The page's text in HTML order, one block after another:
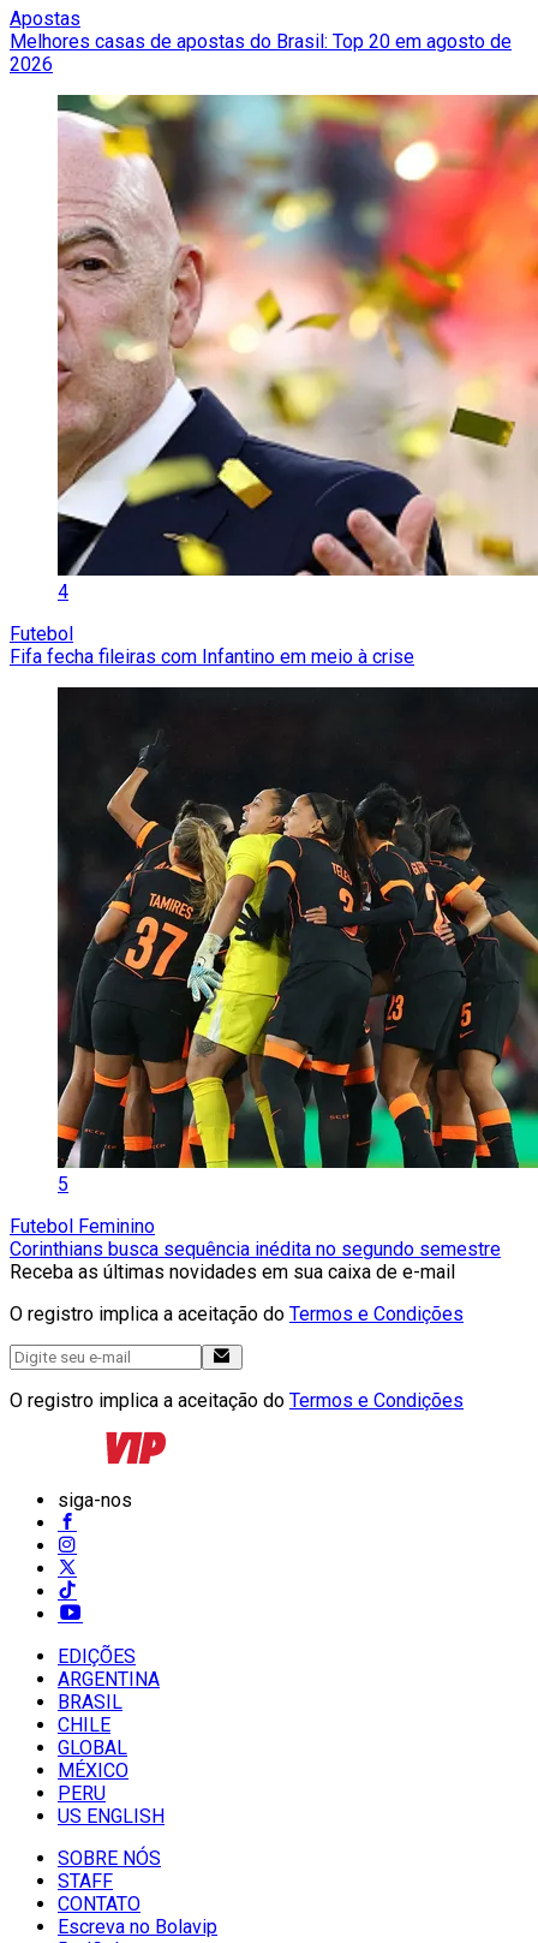
Apostas
Melhores casas de apostas do Brasil: Top 20 em agosto de
2026
4
Futebol
Fifa fecha fileiras com Infantino em meio à crise
5
Futebol Feminino
Corinthians busca sequência inédita no segundo semestre
Receba as últimas novidades em sua caixa de e-mail
O registro implica a aceitação do Termos e Condições
O registro implica a aceitação do Termos e Condições
siga-nos
EDIÇÕES
ARGENTINA
BRASIL
CHILE
GLOBAL
MÉXICO
PERU
US ENGLISH
SOBRE NÓS
STAFF
CONTATO
Escreva no Bolavip